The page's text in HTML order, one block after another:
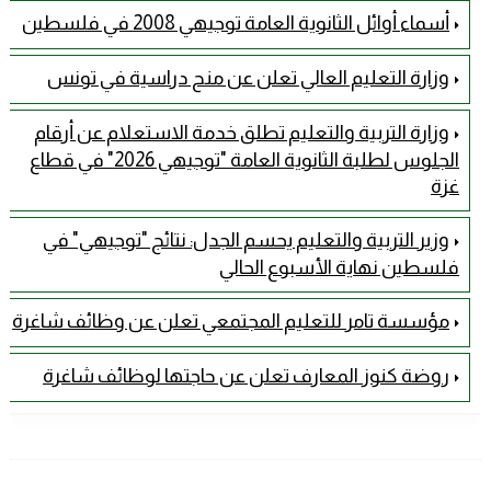
أسماء أوائل الثانوية العامة توجيهي 2008 في فلسطين
وزارة التعليم العالي تعلن عن منح دراسية في تونس
وزارة التربية والتعليم تطلق خدمة الاستعلام عن أرقام
الجلوس لطلبة الثانوية العامة "توجيهي 2026" في قطاع
غزة
وزير التربية والتعليم يحسم الجدل: نتائج "توجيهي" في
فلسطين نهاية الأسبوع الحالي
مؤسسة تامر للتعليم المجتمعي تعلن عن وظائف شاغرة
روضة كنوز المعارف تعلن عن حاجتها لوظائف شاغرة